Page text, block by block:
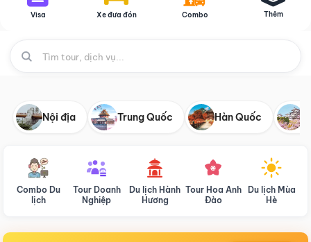
Visa Xe đưa đón Combo Thêm
Nội địa Trung Quốc Hàn Quốc
Combo Du
lịch
Tour Doanh
Nghiệp
Du lịch Hành
Hương
Tour Hoa Anh
Đào
Du lịch Mùa
Hè